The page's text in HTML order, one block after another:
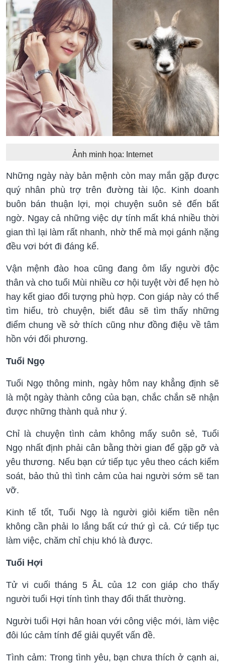
Ảnh minh họa: Internet
Những ngày này bản mệnh còn may mắn gặp được
quý nhân phù trợ trên đường tài lộc. Kinh doanh
buôn bán thuận lợi, mọi chuyện suôn sẻ đến bất
ngờ. Ngay cả những việc dự tính mất khá nhiều thời
gian thì lại làm rất nhanh, nhờ thế mà mọi gánh nặng
đều vơi bớt đi đáng kể.
Vận mệnh đào hoa cũng đang ôm lấy người độc
thân và cho tuổi Mùi nhiều cơ hội tuyệt vời để hẹn hò
hay kết giao đối tượng phù hợp. Con giáp này có thể
tìm hiểu, trò chuyện, biết đâu sẽ tìm thấy những
điểm chung về sở thích cũng như đồng điệu về tâm
hồn với đối phương.
Tuổi Ngọ
Tuổi Ngọ thông minh, ngày hôm nay khẳng định sẽ
là một ngày thành công của bạn, chắc chắn sẽ nhận
được những thành quả như ý.
Chỉ là chuyện tình cảm không mấy suôn sẻ, Tuổi
Ngọ nhất định phải cân bằng thời gian để gặp gỡ và
yêu thương. Nếu bạn cứ tiếp tục yêu theo cách kiểm
soát, bảo thủ thì tình cảm của hai người sớm sẽ tan
vỡ.
Kinh tế tốt, Tuổi Ngọ là người giỏi kiếm tiền nên
không cần phải lo lắng bất cứ thứ gì cả. Cứ tiếp tục
làm việc, chăm chỉ chịu khó là được.
Tuổi Hợi
Tử vi cuối tháng 5 ÂL của 12 con giáp cho thấy
người tuổi Hợi tính tình thay đổi thất thường.
Người tuổi Hợi hân hoan với công việc mới, làm việc
đôi lúc cảm tính để giải quyết vấn đề.
Tình cảm: Trong tình yêu, bạn chưa thích ở cạnh ai,